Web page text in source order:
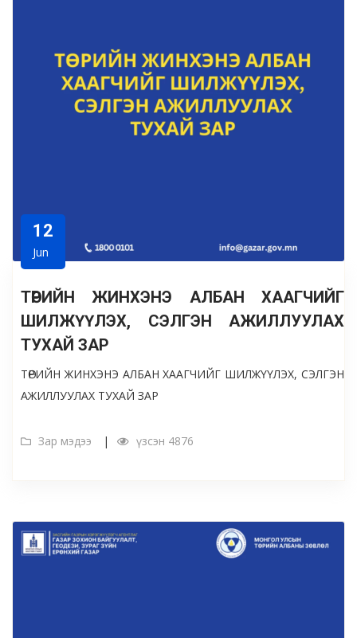
12
Jun
ТӨРИЙН ЖИНХЭНЭ АЛБАН ХААГЧИЙГ
ШИЛЖҮҮЛЭХ, СЭЛГЭН АЖИЛЛУУЛАХ
ТУХАЙ ЗАР
ТӨРИЙН ЖИНХЭНЭ АЛБАН ХААГЧИЙГ ШИЛЖҮҮЛЭХ, СЭЛГЭН
АЖИЛЛУУЛАХ ТУХАЙ ЗАР
Зар мэдээ үзсэн 4876